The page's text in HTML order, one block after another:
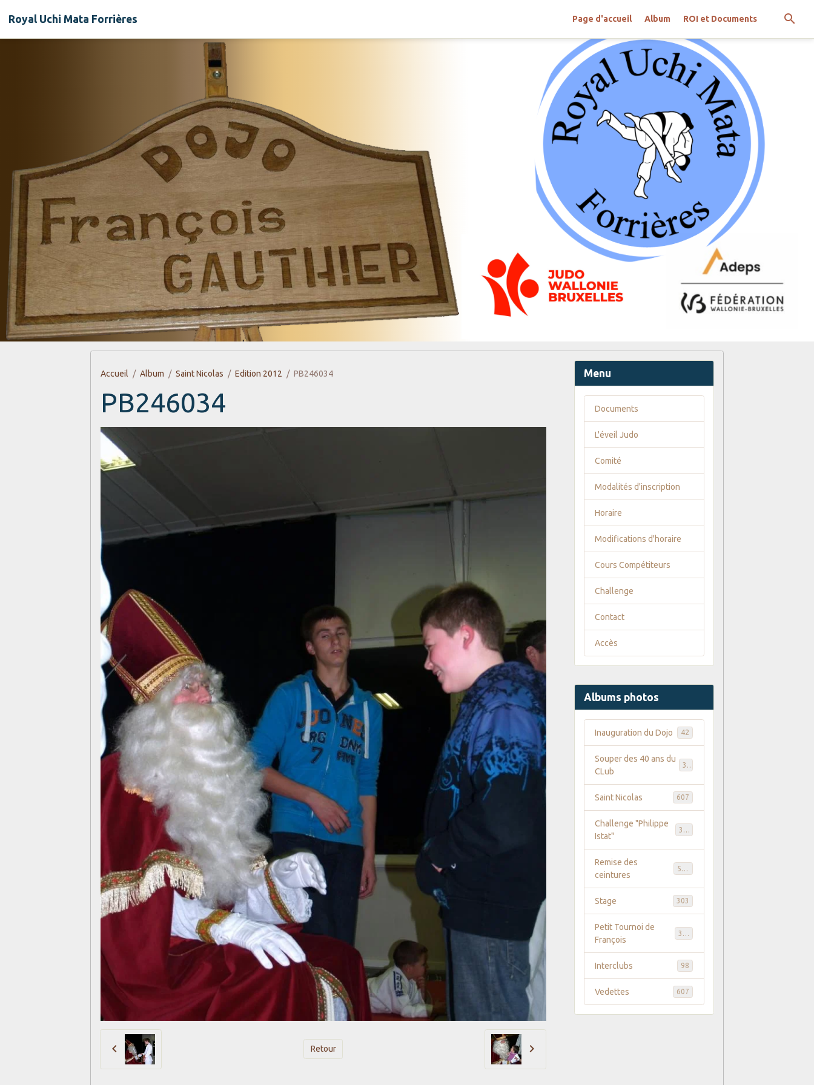
Royal Uchi Mata Forrières Page d'accueil Album ROI et Documents
Accueil Album Saint Nicolas Edition 2012 PB246034
PB246034
Retour
Menu
Documents
L'éveil Judo
Comité
Modalités d'inscription
Horaire
Modifications d'horaire
Cours Compétiteurs
Challenge
Contact
Accès
Albums photos
Inauguration du Dojo 42
Souper des 40 ans du
CLub
Saint Nicolas 607
Challenge "Philippe
Istat"
Remise des
ceintures
Stage 303
Petit Tournoi de
François
Interclubs 98
Vedettes 607